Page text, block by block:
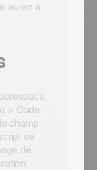
aurez à
> Code
champ
se
de